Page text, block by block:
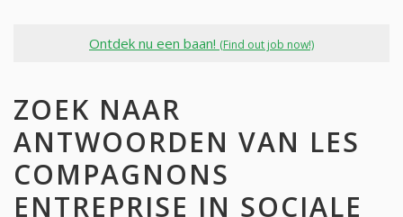
Ontdek nu een baan! (Find out job now!)
ZOEK NAAR
ANTWOORDEN VAN LES
COMPAGNONS
ENTREPRISE IN SOCIALE